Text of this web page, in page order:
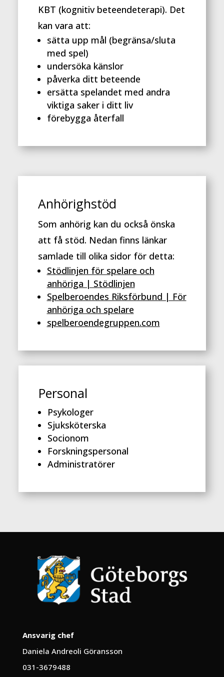
KBT (kognitiv beteendeterapi). Det
kan vara att:
sätta upp mål (begränsa/sluta
med spel)
undersöka känslor
påverka ditt beteende
ersätta spelandet med andra
viktiga saker i ditt liv
förebygga återfall
Anhörighstöd
Som anhörig kan du också önska
att få stöd. Nedan finns länkar
samlade till olika sidor för detta:
Stödlinjen för spelare och
anhöriga | Stödlinjen
Spelberoendes Riksförbund | För
anhöriga och spelare
spelberoendegruppen.com
Personal
Psykologer
Sjuksköterska
Socionom
Forskningspersonal
Administratörer
Ansvarig chef
Daniela Andreoli Göransson
031-3679488